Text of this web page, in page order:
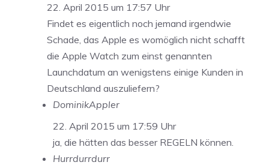
22. April 2015 um 17:57 Uhr
Findet es eigentlich noch jemand irgendwie
Schade, das Apple es womöglich nicht schafft
die Apple Watch zum einst genannten
Launchdatum an wenigstens einige Kunden in
Deutschland auszuliefern?
DominikAppler
22. April 2015 um 17:59 Uhr
ja, die hätten das besser REGELN können.
Hurrdurrdurr